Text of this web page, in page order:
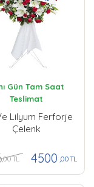
Gün Tam Saat
Teslimat
Lilyum Ferforje
Çelenk
,00 TL 4500 ,00 TL